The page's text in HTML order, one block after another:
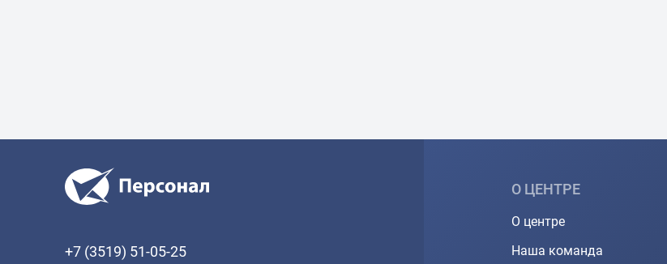
+7 (3519) 51-05-25
О ЦЕНТРЕ
О центре
Наша команда